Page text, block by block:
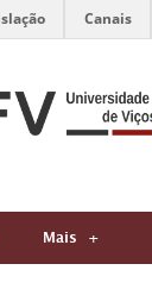
Canais
Mais